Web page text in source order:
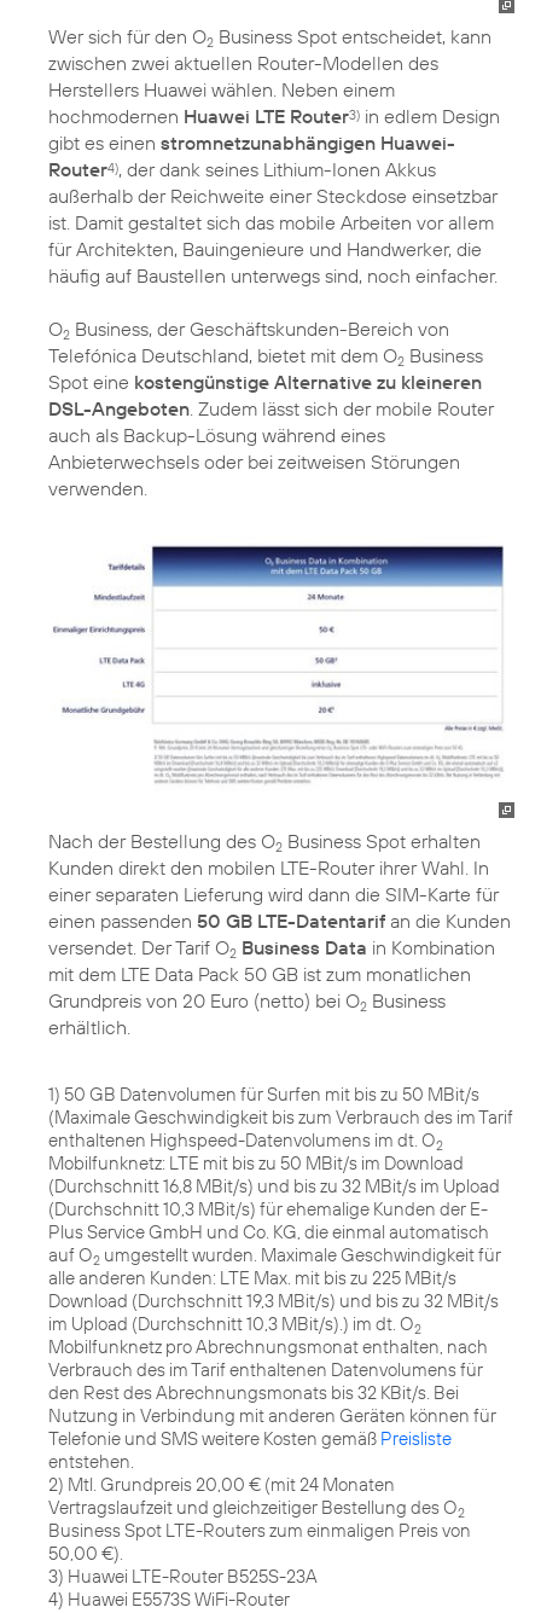
Wer sich für den O2 Business Spot entscheidet, kann
zwischen zwei aktuellen Router-Modellen des
Herstellers Huawei wählen. Neben einem
hochmodernen Huawei LTE Router3) in edlem Design
gibt es einen stromnetzunabhängigen Huawei-
Router4), der dank seines Lithium-Ionen Akkus
außerhalb der Reichweite einer Steckdose einsetzbar
ist. Damit gestaltet sich das mobile Arbeiten vor allem
für Architekten, Bauingenieure und Handwerker, die
häufig auf Baustellen unterwegs sind, noch einfacher.
O2 Business, der Geschäftskunden-Bereich von
Telefónica Deutschland, bietet mit dem O2 Business
Spot eine kostengünstige Alternative zu kleineren
DSL-Angeboten . Zudem lässt sich der mobile Router
auch als Backup-Lösung während eines
Anbieterwechsels oder bei zeitweisen Störungen
verwenden.
Nach der Bestellung des O2 Business Spot erhalten
Kunden direkt den mobilen LTE-Router ihrer Wahl. In
einer separaten Lieferung wird dann die SIM-Karte für
einen passenden 50 GB LTE-Datentarif an die Kunden
versendet. Der Tarif O2 Business Data in Kombination
mit dem LTE Data Pack 50 GB ist zum monatlichen
Grundpreis von 20 Euro (netto) bei O2 Business
erhältlich.
1) 50 GB Datenvolumen für Surfen mit bis zu 50 MBit/s
(Maximale Geschwindigkeit bis zum Verbrauch des im Tarif
enthaltenen Highspeed-Datenvolumens im dt. O2
Mobilfunknetz: LTE mit bis zu 50 MBit/s im Download
(Durchschnitt 16,8 MBit/s) und bis zu 32 MBit/s im Upload
(Durchschnitt 10,3 MBit/s) für ehemalige Kunden der E-
Plus Service GmbH und Co. KG, die einmal automatisch
auf O2 umgestellt wurden. Maximale Geschwindigkeit für
alle anderen Kunden: LTE Max. mit bis zu 225 MBit/s
Download (Durchschnitt 19,3 MBit/s) und bis zu 32 MBit/s
im Upload (Durchschnitt 10,3 MBit/s).) im dt. O2
Mobilfunknetz pro Abrechnungsmonat enthalten, nach
Verbrauch des im Tarif enthaltenen Datenvolumens für
den Rest des Abrechnungsmonats bis 32 KBit/s. Bei
Nutzung in Verbindung mit anderen Geräten können für
Telefonie und SMS weitere Kosten gemäß Preisliste
entstehen.
2) Mtl. Grundpreis 20,00 € (mit 24 Monaten
Vertragslaufzeit und gleichzeitiger Bestellung des O2
Business Spot LTE-Routers zum einmaligen Preis von
50,00 €).
3) Huawei LTE-Router B525S-23A
4) Huawei E5573S WiFi-Router